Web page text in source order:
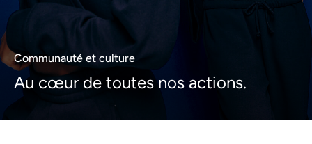
Communauté et culture
Au cœur de toutes nos actions.